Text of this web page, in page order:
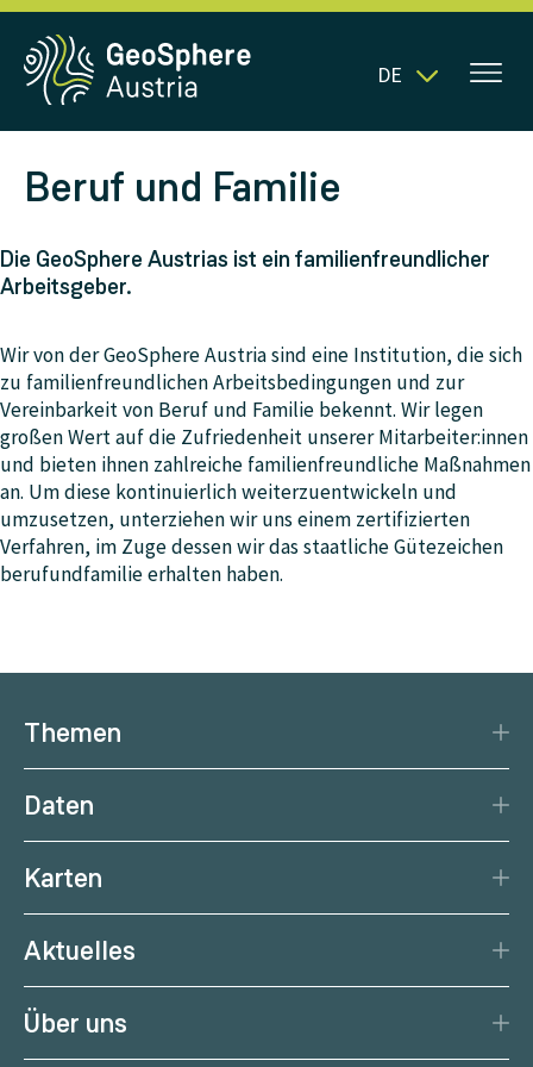
DE
Beruf und Familie
Die GeoSphere Austrias ist ein familienfreundlicher
Arbeitsgeber.
Wir von der GeoSphere Austria sind eine Institution, die sich
zu familienfreundlichen Arbeitsbedingungen und zur
Vereinbarkeit von Beruf und Familie bekennt. Wir legen
großen Wert auf die Zufriedenheit unserer Mitarbeiter:innen
und bieten ihnen zahlreiche familienfreundliche Maßnahmen
an. Um diese kontinuierlich weiterzuentwickeln und
umzusetzen, unterziehen wir uns einem zertifizierten
Verfahren, im Zuge dessen wir das staatliche Gütezeichen
berufundfamilie erhalten haben.
Themen
Klima
Daten
Datenzentrum
Karten
Aktuelles Wetter
Wetterprognose
Aktuelles
News
Kalender
Über uns